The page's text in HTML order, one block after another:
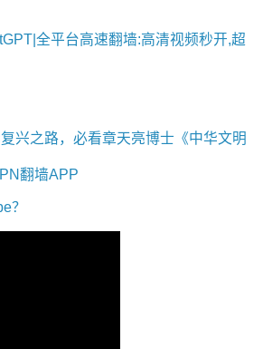
全平台高速翻墙:高清视频秒开,超
兴之路，必看章天亮博士《中华文明
翻墙APP
？